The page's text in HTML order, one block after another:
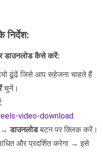
निर्देश:
डाउनलोड कैसे करें:
ढूंढें जिसे आप सहेजना चाहते हैं
चुनें।
video-download
→डाउनलोडबटन पर क्लिक करें।
और प्रदर्शित करेगा → इसे